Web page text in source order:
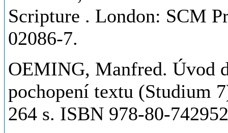
Scripture . London: SCM
02086-7.
OEMING, Manfred. Úvod
pochopení textu (Studium
264 s. ISBN 978-80-